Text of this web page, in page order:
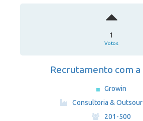
1
Votos
Recrutamento com
Growin
·
Consultoria &
·
201-500